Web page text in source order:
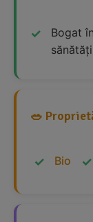
Bogat
🥗
Bio